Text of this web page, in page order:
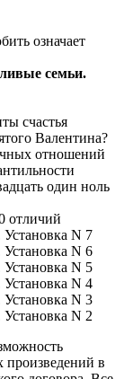
означает
семьи.
счастья
Валентина?
отношений
один ноль
отличий
N 7
N 6
N 5
N 4
N 3
N 2
произведений в